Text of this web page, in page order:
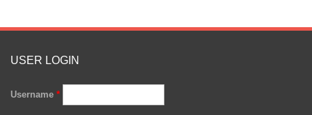
USER LOGIN
Username *